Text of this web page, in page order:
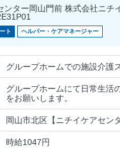
ンター岡山門前 株式会社ニチ
ト ヘルパー・ケアマネージャー
グループホームでの施設介護
グループホームにて日常生活
をお願いします。
岡山市北区【ニチイケアセン
時給1047円